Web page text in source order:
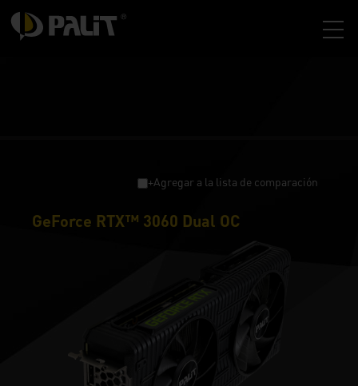
+Agregar a la lista de comparación
GeForce RTX™ 3060 Dual OC